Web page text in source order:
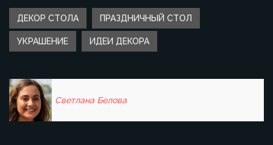
ДЕКОР СТОЛА ПРАЗДНИЧНЫЙ СТОЛ
УКРАШЕНИЕ ИДЕИ ДЕКОРА
Светлана Белова